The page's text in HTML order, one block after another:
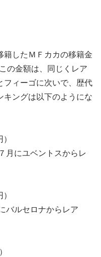
籍したＭＦカカの移籍金
の金額は、同じくレア
フィーゴに次いで、歴代
キングは以下のようにな
月にユベントスからレ
バルセロナからレア